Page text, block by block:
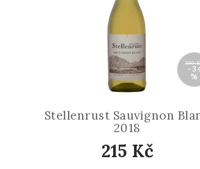
330
%
Stellenrust Sauvignon
2018
215 Kč